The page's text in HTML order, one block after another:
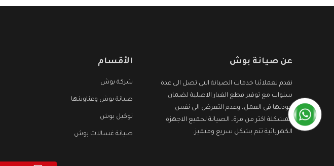
عن صيانة بوش
نقدم لعملائنا خدمات الصيانة التى تصل الى عدة
سنوات مع توفير قطع الغيار الاصلية لضمان
جودتها فى العمل، وعدم التعرض الى نفس
المشكلة اكثر من مرة، الصيانة لجميع الاجهزة
الكهربائية تتم بشكل سريع ومتميز.
الأقسام
شركة بوش
صيانة بوش وعناوينها
توكيل بوش
صيانة غسالات بوش